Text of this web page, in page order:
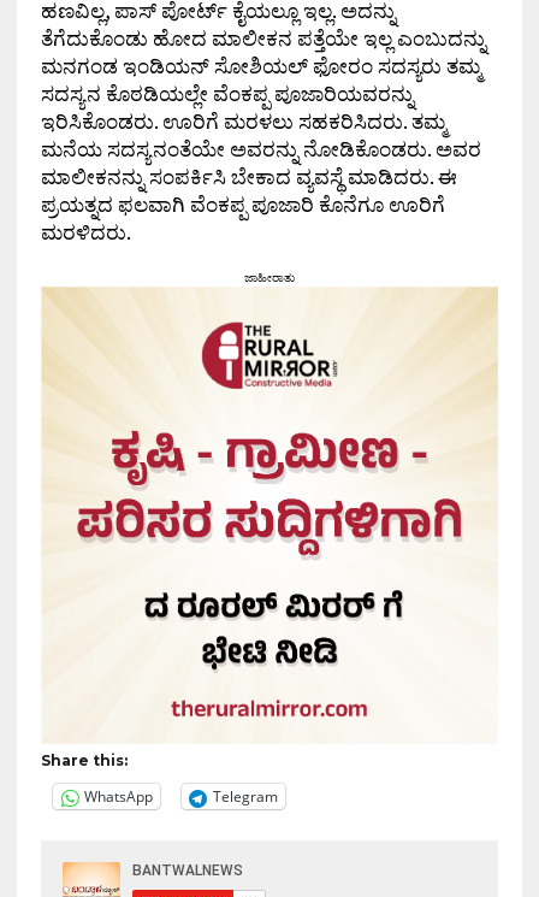
ಹಣವಿಲ್ಲ, ಪಾಸ್ ಪೋರ್ಟ್ ಕೈಯಲ್ಲೂ ಇಲ್ಲ. ಅದನ್ನು
ತೆಗೆದುಕೊಂಡು ಹೋದ ಮಾಲೀಕನ ಪತ್ತೆಯೇ ಇಲ್ಲ ಎಂಬುದನ್ನು
ಮನಗಂಡ ಇಂಡಿಯನ್ ಸೋಶಿಯಲ್ ಫೋರಂ ಸದಸ್ಯರು ತಮ್ಮ
ಸದಸ್ಯನ ಕೊಠಡಿಯಲ್ಲೇ ವೆಂಕಪ್ಪ ಪೂಜಾರಿಯವರನ್ನು
ಇರಿಸಿಕೊಂಡರು. ಊರಿಗೆ ಮರಳಲು ಸಹಕರಿಸಿದರು. ತಮ್ಮ
ಮನೆಯ ಸದಸ್ಯನಂತೆಯೇ ಅವರನ್ನು ನೋಡಿಕೊಂಡರು. ಅವರ
ಮಾಲೀಕನನ್ನು ಸಂಪರ್ಕಿಸಿ ಬೇಕಾದ ವ್ಯವಸ್ಥೆ ಮಾಡಿದರು. ಈ
ಪ್ರಯತ್ನದ ಫಲವಾಗಿ ವೆಂಕಪ್ಪ ಪೂಜಾರಿ ಕೊನೆಗೂ ಊರಿಗೆ
ಮರಳಿದರು.
ಜಾಹೀರಾತು
Share this:
WhatsApp Telegram